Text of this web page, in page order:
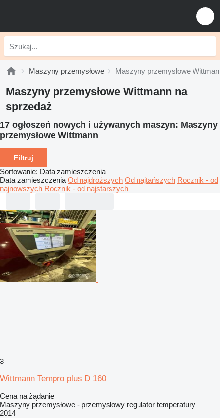
Maszyny przemysłowe Maszyny przemysłowe
Maszyny przemysłowe Wittmann na
sprzedaż
17 ogłoszeń nowych i używanych maszyn: Maszyny
przemysłowe Wittmann
Filtruj
Sortowanie: Data zamieszczenia
Data zamieszczenia Od najdroższych Od najtańszych Rocznik - od
najnowszych Rocznik - od najstarszych
3
Wittmann Tempro plus D 160
Cena na żądanie
Maszyny przemysłowe - przemysłowy regulator temperatury
2014